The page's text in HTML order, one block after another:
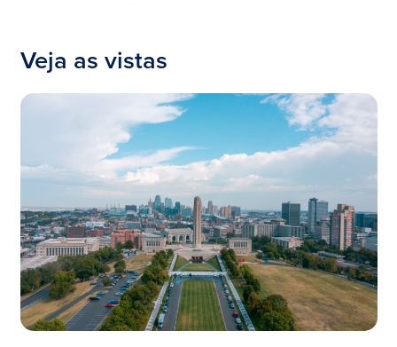
Veja as vistas